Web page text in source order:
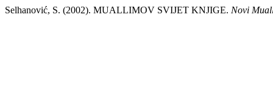
Selhanović, S. (2002). MUALLIMOV SVIJET KNJIGE. Novi